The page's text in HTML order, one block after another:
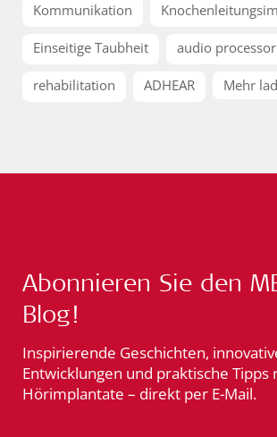
Kommunikation
Einseitige Taubheit audio processor
rehabilitation ADHEAR Mehr
Abonnieren Sie den
Blog!
Inspirierende Geschichten,
Entwicklungen und praktische Tipps
Hörimplantate – direkt per E-Mail.